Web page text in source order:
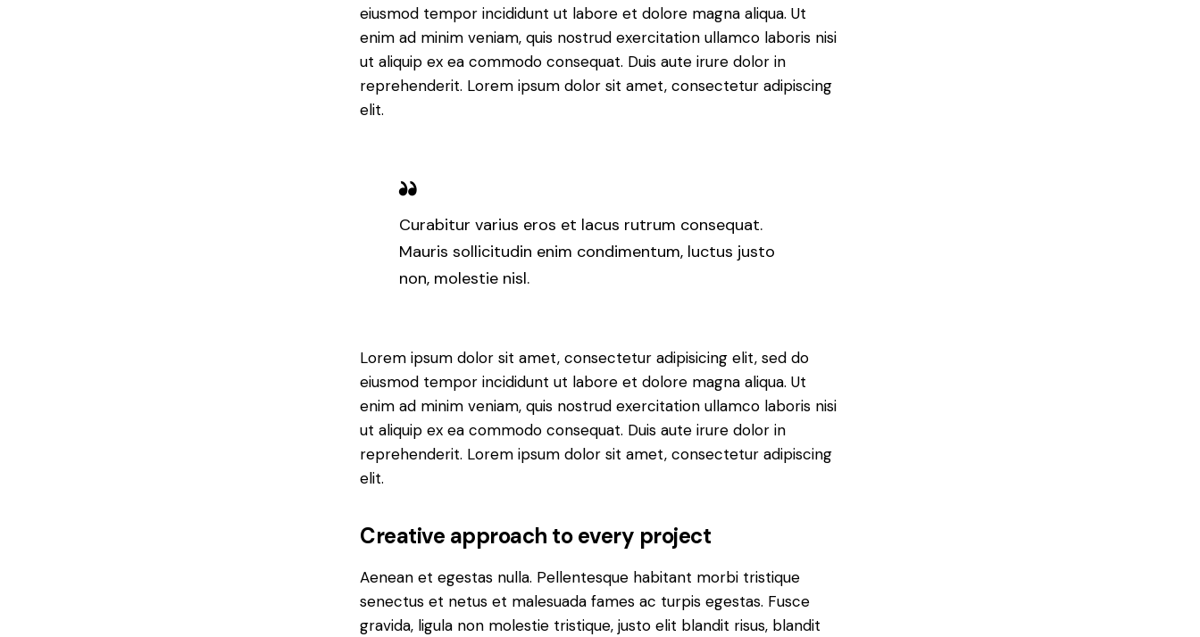
eiusmod tempor incididunt ut labore et dolore magna aliqua. Ut
enim ad minim veniam, quis nostrud exercitation ullamco laboris nisi
ut aliquip ex ea commodo consequat. Duis aute irure dolor in
reprehenderit. Lorem ipsum dolor sit amet, consectetur adipiscing
elit.
Curabitur varius eros et lacus rutrum consequat.
Mauris sollicitudin enim condimentum, luctus justo
non, molestie nisl.
Lorem ipsum dolor sit amet, consectetur adipisicing elit, sed do
eiusmod tempor incididunt ut labore et dolore magna aliqua. Ut
enim ad minim veniam, quis nostrud exercitation ullamco laboris nisi
ut aliquip ex ea commodo consequat. Duis aute irure dolor in
reprehenderit. Lorem ipsum dolor sit amet, consectetur adipiscing
elit.
Creative approach to every project
Aenean et egestas nulla. Pellentesque habitant morbi tristique
senectus et netus et malesuada fames ac turpis egestas. Fusce
gravida, ligula non molestie tristique, justo elit blandit risus, blandit